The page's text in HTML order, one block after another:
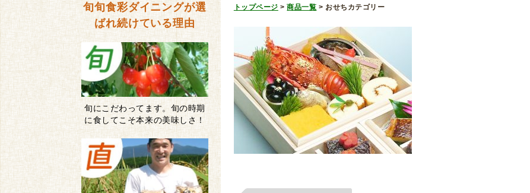
トップページ >商品一覧 > おせちカテゴリー
旬旬食彩ダイニングが選
ばれ続けている理由
旬にこだわってます。旬の時期
に食してこそ本来の美味しさ！